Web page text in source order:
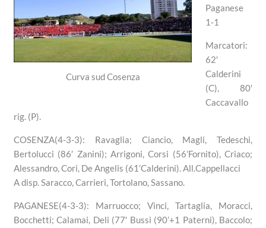
Curva sud Cosenza
Paganese
1-1
Marcatori:
62′
Calderini
(C), 80′
Caccavallo
rig. (P).
COSENZA(4-3-3): Ravaglia; Ciancio, Magli, Tedeschi,
Bertolucci (86′ Zanini); Arrigoni, Corsi (56’Fornito), Criaco;
Alessandro, Cori, De Angelis (61’Calderini). All.Cappellacci
A disp. Saracco, Carrieri, Tortolano, Sassano.
PAGANESE(4-3-3): Marruocco; Vinci, Tartaglia, Moracci,
Bocchetti; Calamai, Deli (77′ Bussi (90’+1 Paterni), Baccolo;